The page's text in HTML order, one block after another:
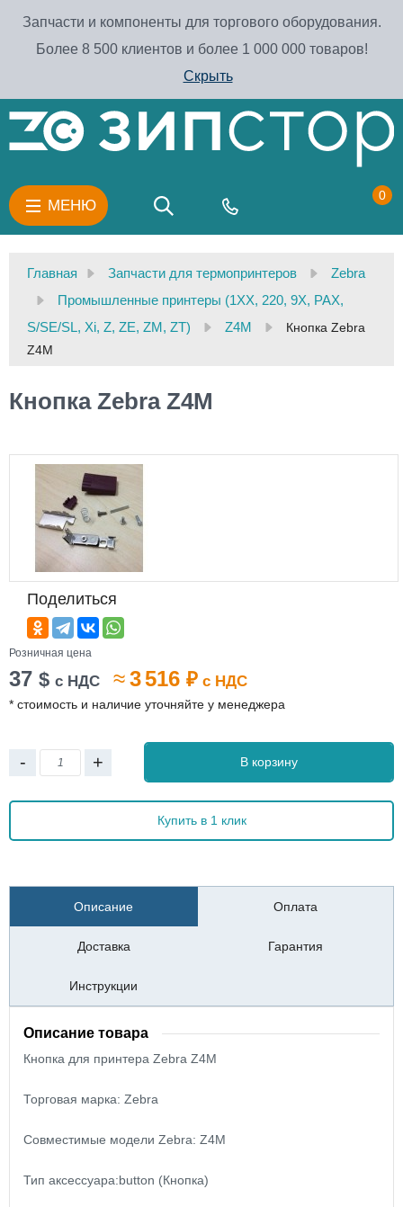
Запчасти и компоненты для торгового оборудования.
Более 8 500 клиентов и более 1 000 000 товаров!
Скрыть
МЕНЮ
0
Главная Запчасти для термопринтеров
Zebra
Промышленные принтеры (1XX, 220, 9X, PAX,
S/SE/SL, Xi, Z, ZE, ZM, ZT)
Z4M
Кнопка Zebra
Z4M
Кнопка Zebra Z4M
Поделиться
Розничная цена
37 $ с НДС ≈3 516 ₽ с НДС
* стоимость и наличие уточняйте у менеджера
- + В корзину
Купить в 1 клик
Описание Оплата
Доставка Гарантия
Инструкции
Описание товара
Кнопка для принтера Zebra Z4M
Торговая марка: Zebra
Совместимые модели Zebra: Z4M
Тип аксессуара:button (Кнопка)